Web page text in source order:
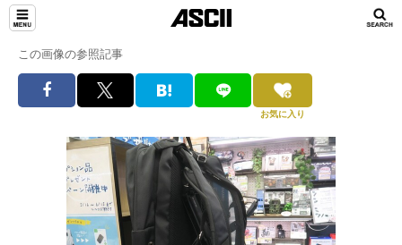
この画像の参照記事
お気に入り